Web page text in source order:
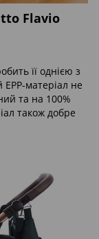
Flavio
її однією з
матеріал не
та на 100%
також добре